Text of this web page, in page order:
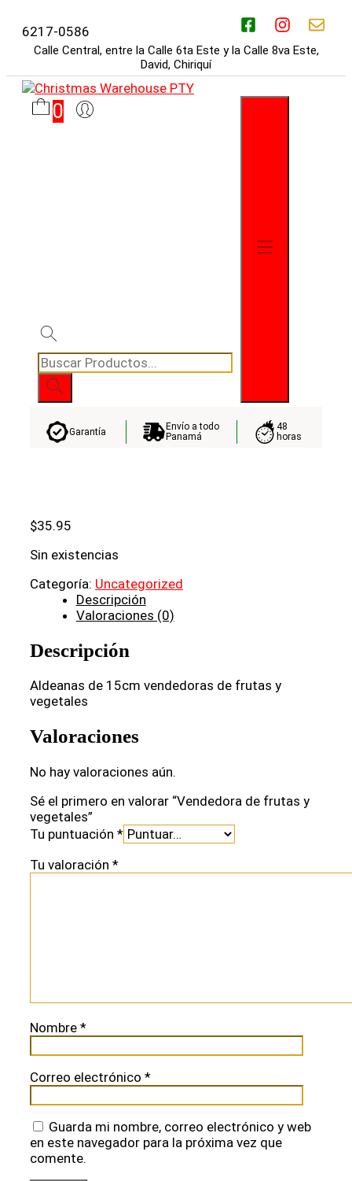
contenido
6217-0586
Calle Central, entre la Calle 6ta Este y la Calle 8va Este,
David, Chiriquí
0
Búsqueda
de
productos
Garantía
Envío a todo
Panamá
48
horas
$35.95
Sin existencias
Categoría: Uncategorized
Descripción
Valoraciones (0)
Descripción
Aldeanas de 15cm vendedoras de frutas y
vegetales
Valoraciones
No hay valoraciones aún.
Sé el primero en valorar “Vendedora de frutas y
vegetales”
Tu puntuación *
Tu valoración *
Nombre *
Correo electrónico *
Guarda mi nombre, correo electrónico y web
en este navegador para la próxima vez que
comente.